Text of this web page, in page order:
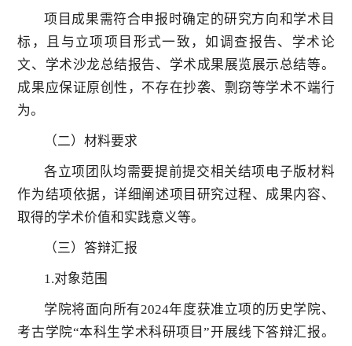
项目成果需符合申报时确定的研究方向和学术目
标，且与立项项目形式一致，如调查报告、学术论
文、学术沙龙总结报告、学术成果展览展示总结等。
成果应保证原创性，不存在抄袭、剽窃等学术不端行
为。
（二）材料要求
各立项团队均需要提前提交相关结项电子版材料
作为结项依据，详细阐述项目研究过程、成果内容、
取得的学术价值和实践意义等。
（三）答辩汇报
1.对象范围
学院将面向所有2024年度获准立项的历史学院、
考古学院“本科生学术科研项目”开展线下答辩汇报。